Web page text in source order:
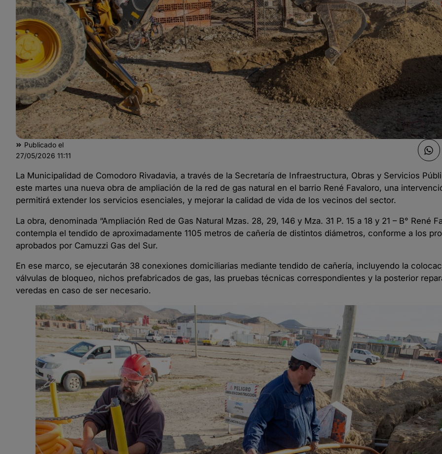
Publicado el
27/05/2026 11:11
La Municipalidad de Comodoro Rivadavia, a través de la Secretaría de Infraestructura, Obras y Servicios
este martes una nueva obra de ampliación de la red de gas natural en el barrio René Favaloro, una
permitirá extender los servicios esenciales, y mejorar la calidad de vida de los vecinos del sector.
La obra, denominada “Ampliación Red de Gas Natural Mzas. 28, 29, 146 y Mza. 31 P. 15 a 18 y 21 – B° René
contempla el tendido de aproximadamente 1105 metros de cañería de distintos diámetros, conforme a los
aprobados por Camuzzi Gas del Sur.
En ese marco, se ejecutarán 38 conexiones domiciliarias mediante tendido de cañería, incluyendo la
válvulas de bloqueo, nichos prefabricados de gas, las pruebas técnicas correspondientes y la posterior
veredas en caso de ser necesario.